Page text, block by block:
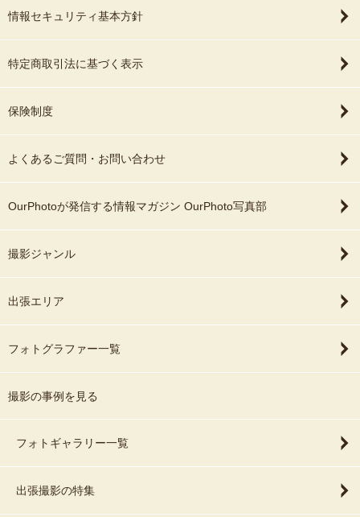
情報セキュリティ基本方針
特定商取引法に基づく表示
保険制度
よくあるご質問・お問い合わせ
OurPhotoが発信する情報マガジン OurPhoto写真部
撮影ジャンル
出張エリア
フォトグラファー一覧
撮影の事例を見る
フォトギャラリー一覧
出張撮影の特集